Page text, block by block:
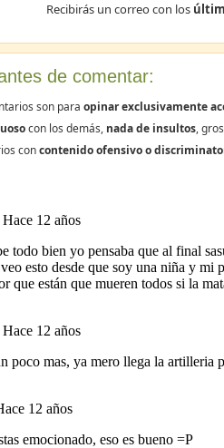
Recibirás un correo con los
de comentar:
son para opinar exclusivamente
con los demás, nada de insultos,
concontenido ofensivo o